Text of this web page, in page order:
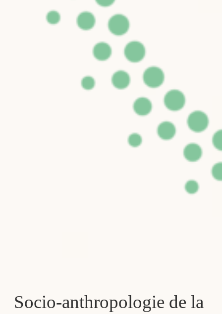
Socio-anthropologie de la